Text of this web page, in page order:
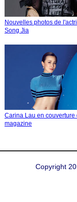
Nouvelles photos de
Song Jia
Carina Lau en couverture
magazine
Copyright